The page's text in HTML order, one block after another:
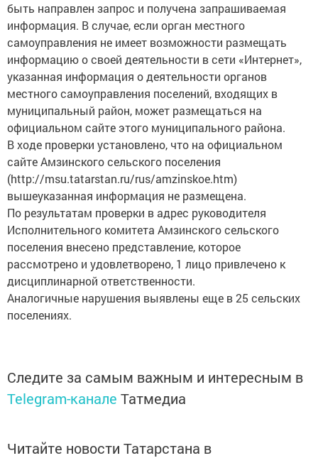
быть направлен запрос и получена запрашиваемая
информация. В случае, если орган местного
самоуправления не имеет возможности размещать
информацию о своей деятельности в сети «Интернет»,
указанная информация о деятельности органов
местного самоуправления поселений, входящих в
муниципальный район, может размещаться на
официальном сайте этого муниципального района.
В ходе проверки установлено, что на официальном
сайте Амзинского сельского поселения
(http://msu.tatarstan.ru/rus/amzinskoe.htm)
вышеуказанная информация не размещена.
По результатам проверки в адрес руководителя
Исполнительного комитета Амзинского сельского
поселения внесено представление, которое
рассмотрено и удовлетворено, 1 лицо привлечено к
дисциплинарной ответственности.
Аналогичные нарушения выявлены еще в 25 сельских
поселениях.
Следите за самым важным и интересным в
Telegram-канале Татмедиа
Читайте новости Татарстана в